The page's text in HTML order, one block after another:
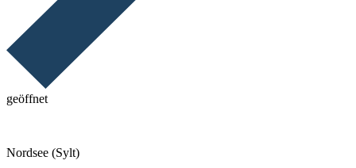
geöffnet
Nordsee (Sylt)